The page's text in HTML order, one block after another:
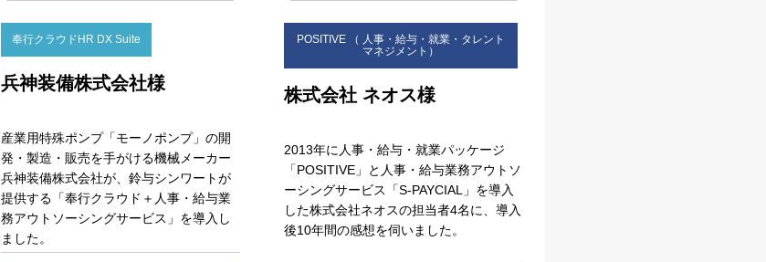
奉行クラウドHR DX Suite
兵神装備株式会社様
産業用特殊ポンプ「モーノポンプ」の開
発・製造・販売を手がける機械メーカー
兵神装備株式会社が、鈴与シンワートが
提供する「奉行クラウド＋人事・給与業
務アウトソーシングサービス」を導入し
ました。
POSITIVE （ 人事・給与・就業・タレント
マネジメント）
株式会社 ネオス様
2013年に人事・給与・就業パッケージ
「POSITIVE」と人事・給与業務アウトソ
ーシングサービス「S-PAYCIAL」を導入
した株式会社ネオスの担当者4名に、導入
後10年間の感想を伺いました。
Cookie の確認と管理
プライバシー情報
お客様が当サイトを訪れると、ブラウザに情報が保存される、またはブ
ラウザに保存された情報が取得されることがあります。情報の主な保存
先は Cookie であり、対象となるのはサイト訪問者に関する情報、サイト
訪問者による設定、デバイス情報などです。これらの情報はサイトを正